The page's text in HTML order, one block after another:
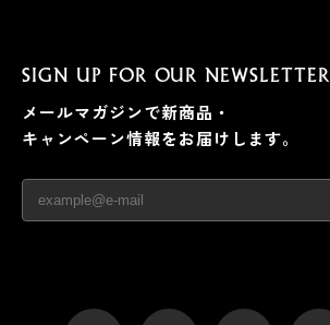
SIGN UP FOR OUR NEWSLETTER
メールマガジンで新商品・
キャンペーン情報をお届けします。